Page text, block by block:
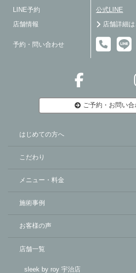
LINE予約 公式LINE
店舗情報 店舗詳細は
予約・問い合わせ
ご予約・お問い合
はじめての方へ
こだわり
メニュー・料金
施術事例
お客様の声
店舗一覧
sleek by roy 宇治店